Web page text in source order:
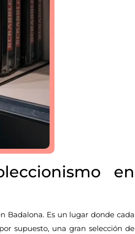
en
Badalona. Es un lugar donde cada
supuesto, una gran selección de